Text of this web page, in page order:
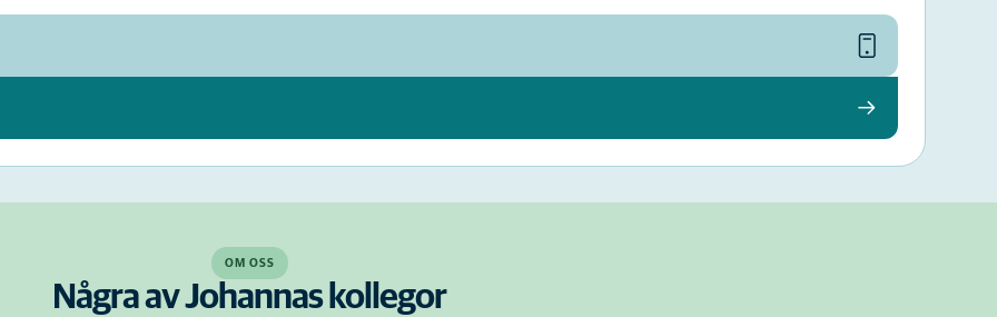
OM OSS
Några av Johannas kollegor